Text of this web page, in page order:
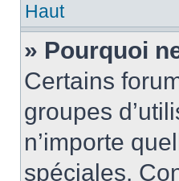
Haut
» Pourquoi
Certains
groupes
n’importe
spéciales.